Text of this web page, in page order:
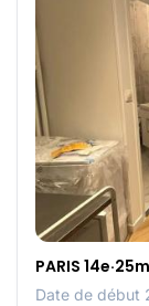
PARIS
Date de début